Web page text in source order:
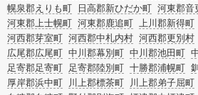
幌泉郡えりも町
日高郡新ひだか町 河東郡音
河東郡上士幌町 河東郡鹿追町 上川郡新得町
河西郡芽室町 河西郡中札内村 河西郡更別村
広尾郡広尾町 中川郡幕別町 中川郡池田町
足寄郡足寄町 足寄郡陸別町 十勝郡浦幌町
厚岸郡浜中町
川上郡標茶町 川上郡弟子屈町